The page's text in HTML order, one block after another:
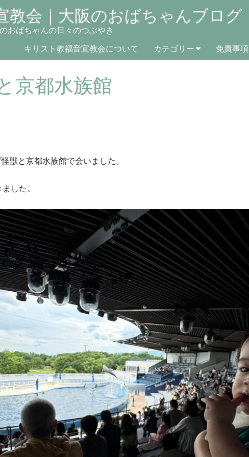
教会｜大阪のおばちゃんブログ
おばちゃんの日々のつぶやき
キリスト教福音宣教会について カテゴリー 免責事項
京都水族館
獣と京都水族館で会いました。
した。